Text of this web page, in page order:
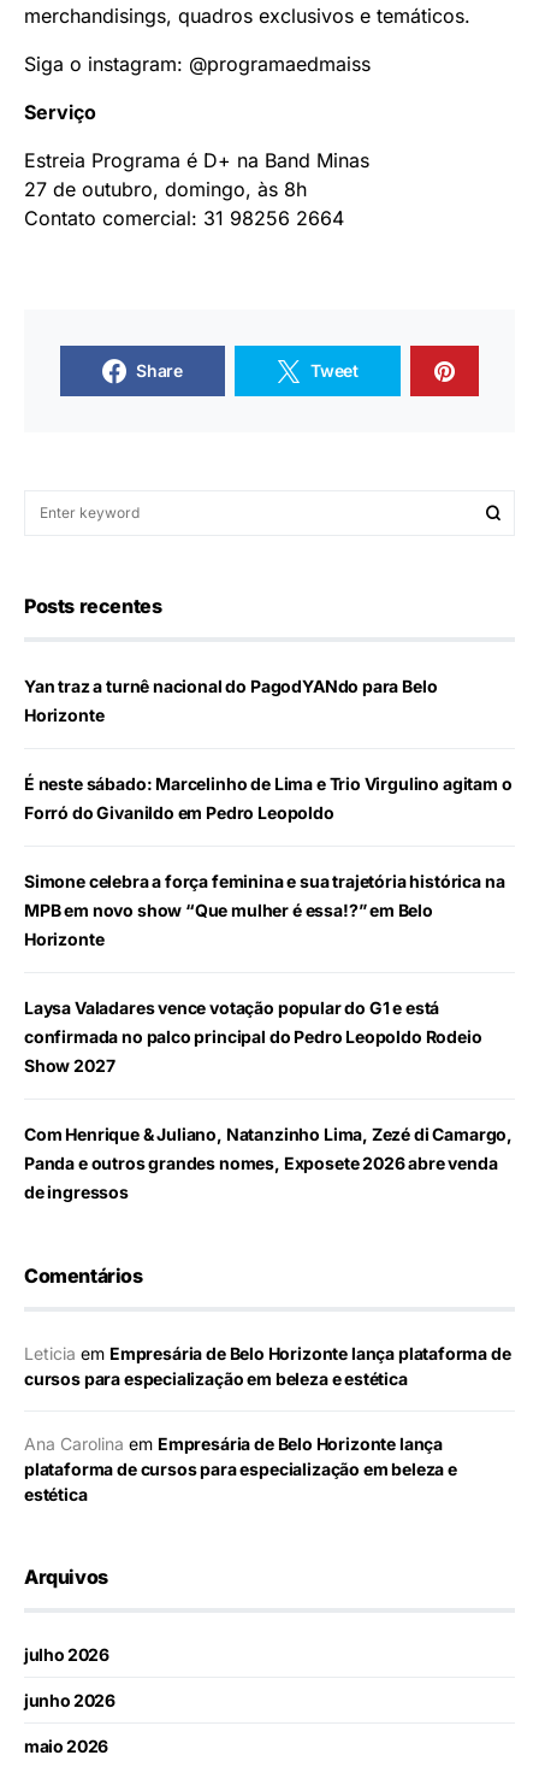
merchandisings, quadros exclusivos e temáticos.
Siga o instagram: @programaedmaiss
Serviço
Estreia Programa é D+ na Band Minas
27 de outubro, domingo, às 8h
Contato comercial: 31 98256 2664
Share Tweet
Posts recentes
Yan traz a turnê nacional do PagodYANdo para Belo
Horizonte
É neste sábado: Marcelinho de Lima e Trio Virgulino agitam o
Forró do Givanildo em Pedro Leopoldo
Simone celebra a força feminina e sua trajetória histórica na
MPB em novo show “Que mulher é essa!?” em Belo
Horizonte
Laysa Valadares vence votação popular do G1 e está
confirmada no palco principal do Pedro Leopoldo Rodeio
Show 2027
Com Henrique & Juliano, Natanzinho Lima, Zezé di Camargo,
Panda e outros grandes nomes, Exposete 2026 abre venda
de ingressos
Comentários
Leticia em Empresária de Belo Horizonte lança plataforma de
cursos para especialização em beleza e estética
Ana Carolina em Empresária de Belo Horizonte lança
plataforma de cursos para especialização em beleza e
estética
Arquivos
julho 2026
junho 2026
maio 2026